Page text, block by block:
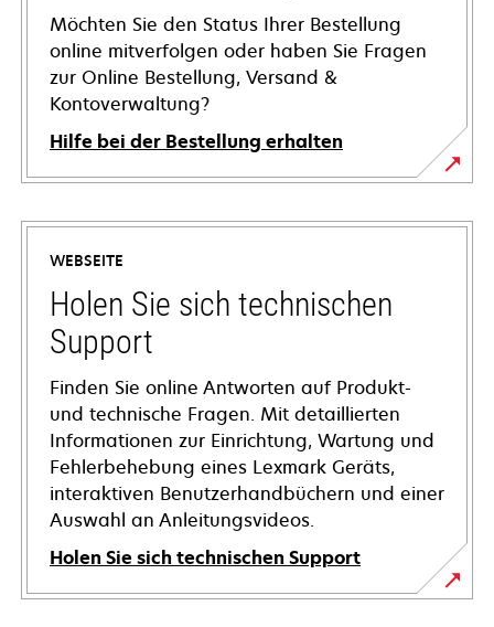
Möchten Sie den Status Ihrer Bestellung
online mitverfolgen oder haben Sie Fragen
zur Online Bestellung, Versand &
Kontoverwaltung?
Hilfe bei der Bestellung erhalten
WEBSEITE
Holen Sie sich technischen
Support
Finden Sie online Antworten auf Produkt-
und technische Fragen. Mit detaillierten
Informationen zur Einrichtung, Wartung und
Fehlerbehebung eines Lexmark Geräts,
interaktiven Benutzerhandbüchern und einer
Auswahl an Anleitungsvideos.
Holen Sie sich technischen Support
wird